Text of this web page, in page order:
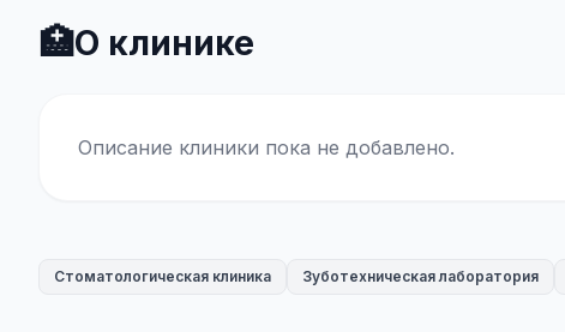
🏥О клинике
Описание клиники пока не добавлено.
Стоматологическая клиника Зуботехническая лаборатория